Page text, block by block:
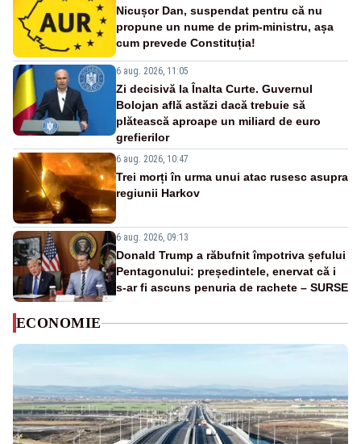
Nicușor Dan, suspendat pentru că nu
propune un nume de prim-ministru, așa
cum prevede Constituția!
6 aug. 2026, 11:05
Zi decisivă la Înalta Curte. Guvernul
Bolojan află astăzi dacă trebuie să
plătească aproape un miliard de euro
grefierilor
6 aug. 2026, 10:47
Trei morți în urma unui atac rusesc asupra
regiunii Harkov
6 aug. 2026, 09:13
Donald Trump a răbufnit împotriva șefului
Pentagonului: președintele, enervat că i
s-ar fi ascuns penuria de rachete – SURSE
ECONOMIE